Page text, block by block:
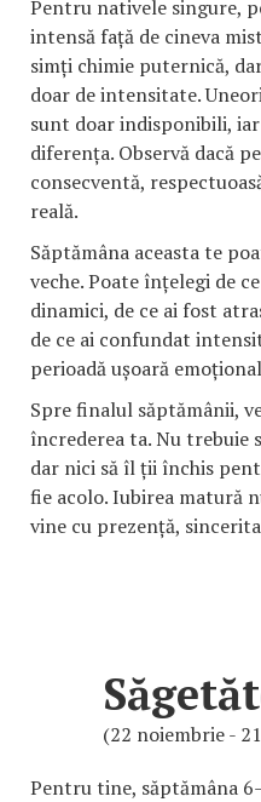
Pentru nativele singure,
intensă față de cineva
simți chimie puternică,
doar de intensitate.
sunt doar indisponibili,
diferența. Observă dacă
consecventă,
reală.
Săptămâna aceasta te
veche. Poate înțelegi de
dinamici, de ce ai fost
de ce ai confundat
perioadă ușoară
Spre finalul săptămânii,
încrederea ta. Nu trebuie
dar nici să îl ții închis
fie acolo. Iubirea matură
vine cu prezență,
(22 noiembrie -
Pentru tine, săptămâna